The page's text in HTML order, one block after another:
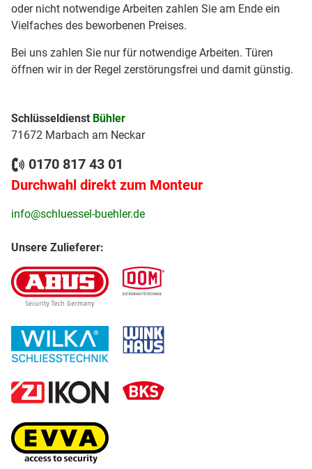
oder nicht notwendige Arbeiten zahlen Sie am Ende ein
Vielfaches des beworbenen Preises.
Bei uns zahlen Sie nur für notwendige Arbeiten. Türen
öffnen wir in der Regel zerstörungsfrei und damit günstig.
Schlüsseldienst Bühler
71672 Marbach am Neckar
0170 817 43 01
Durchwahl direkt zum Monteur
info@schluessel-buehler.de
Unsere Zulieferer: